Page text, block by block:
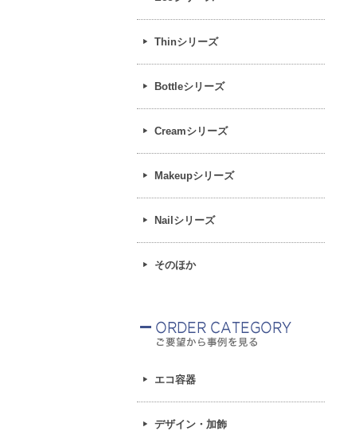
Thinシリーズ
Bottleシリーズ
Creamシリーズ
Makeupシリーズ
Nailシリーズ
そのほか
エコ容器
デザイン・加飾